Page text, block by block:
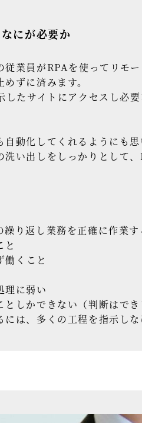
にが必要か
業員がRPAを使ってリモ
ずに済みます。
したサイトにアクセスし必
自動化してくれるようにも
い出しをしっかりとして
り返し業務を正確に作業す
と
くこと
理に弱い
しかできない（判断はでき
は、多くの工程を指示しな